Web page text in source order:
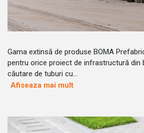
Gama extinsă de produse BOMA
pentru orice proiect de infrastructură din
căutare de tuburi cu...
Afiseaza mai mult